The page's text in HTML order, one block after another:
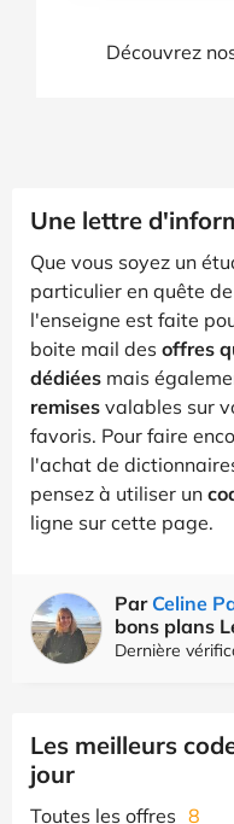
Découvrez
Une lettre
Que vous soyez un
particulier en quête
l'enseigne est faite
boite mail des offres
dédiées mais
remises valables sur
favoris. Pour faire
l'achat de
pensez à utiliser un
ligne sur cette page.
Par Celine
bons plans
Dernière
Les meilleurs
jour
Toutes les offres 8